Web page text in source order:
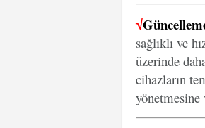
√
sağlıklı ve
üzerinde
cihazların
yönetmesine